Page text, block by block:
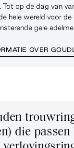
Tot op de dag van
hele wereld voor
gele
OVER
die